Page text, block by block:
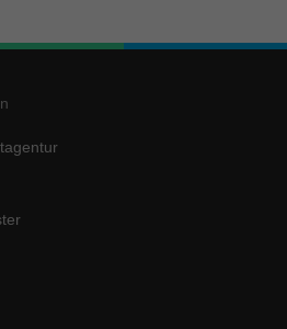
Cookies von externen Medien akzeptiert
anzeigen